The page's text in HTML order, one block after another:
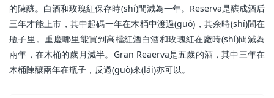
的陳釀。白酒和玫瑰紅保存時(shí)間減為一年。Reserva是釀成酒后
三年才能上市，其中起碼一年在木桶中渡過(guò)，其余時(shí)間在
瓶子里。重慶哪里能買到高檔紅酒白酒和玫瑰紅在廠時(shí)間減為
兩年，在木桶的歲月減半。Gran Reaerva是五歲的酒，其中三年在
木桶陳釀兩年在瓶子，反過(guò)來(lái)亦可以。